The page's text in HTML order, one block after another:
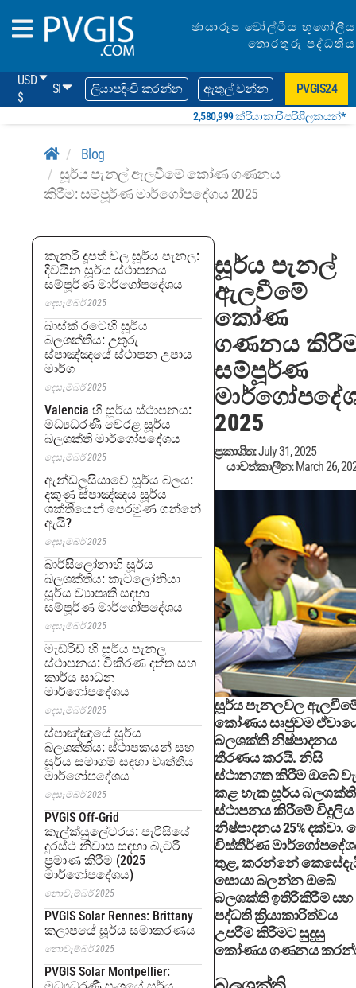
ඡායාරූප වෝල්ටීය භූගෝලීය
තොරතුරු පද්ධතිය
USD
$
SI ලියාපදිංචි කරන්න ඇතුල් වන්න PVGIS24
2,580,999 ක්රියාකාරී පරිශීලකයන්*
Blog
සූර්ය පැනල් ඇලවීමේ කෝණ ගණනය
කිරීම: සම්පූර්ණ මාර්ගෝපදේශය 2025
කැනරි දූපත් වල සූර්ය පැනල:
දිවයින සූර්ය ස්ථාපනය
සම්පූර්ණ මාර්ගෝපදේශය
දෙසැම්බර් 2025
බාස්ක් රටෙහි සූර්ය
බලශක්තිය: උතුරු
ස්පාඤ්ඤයේ ස්ථාපන උපාය
මාර්ග
දෙසැම්බර් 2025
Valencia හි සූර්ය ස්ථාපනය:
මධ්‍යධරණී වෙරළ සූර්ය
බලශක්ති මාර්ගෝපදේශය
දෙසැම්බර් 2025
ඇන්ඩලූසියාවේ සූර්ය බලය:
දකුණු ස්පාඤ්ඤය සූර්ය
ශක්තියෙන් පෙරමුණ ගන්නේ
ඇයි?
දෙසැම්බර් 2025
බාර්සිලෝනාහි සූර්ය
බලශක්තිය: කැටලෝනියා
සූර්ය ව්‍යාපෘති සඳහා
සම්පූර්ණ මාර්ගෝපදේශය
දෙසැම්බර් 2025
මැඩ්රිඩ් හි සූර්ය පැනල
ස්ථාපනය: විකිරණ දත්ත සහ
කාර්ය සාධන
මාර්ගෝපදේශය
දෙසැම්බර් 2025
ස්පාඤ්ඤයේ සූර්ය
බලශක්තිය: ස්ථාපකයන් සහ
සූර්ය සමාගම් සඳහා වෘත්තීය
මාර්ගෝපදේශය
දෙසැම්බර් 2025
PVGIS Off-Grid
කැල්ක්යුලේටරය: පැරිසියේ
දුරස්ථ නිවාස සඳහා බැටරි
ප්‍රමාණ කිරීම (2025
මාර්ගෝපදේශය)
නොවැම්බර් 2025
PVGIS Solar Rennes: Brittany
කලාපයේ සූර්ය සමාකරණය
නොවැම්බර් 2025
PVGIS Solar Montpellier:
සූර්ය පැනල්
ඇලවීමේ
කෝණ
ගණනය
සම්පූර්ණ
2025
ප්‍රකාශිත:July 31, 2025
යාවත්කාලීන: March 26,
සූර්ය පැනලවල
කෝණය සෘජුවම
බලශක්ති නිෂ්පාදනය
තීරණය කරයි. නිසි
ස්ථානගත කිරීම ඔබේ
කළ හැක සූර්ය
ස්ථාපනය කිරීමේ විදුලිය
නිෂ්පාදනය 25% දක්වා.
විස්තීර්ණ
තුළ, කරන්නේ
සොයා බලන්න ඔබේ
බලශක්ති ඉතිරිකිරීම් සහ
පද්ධති ක්‍රියාකාරිත්වය
උපරිම කිරීමට සුදුසු
කෝණය ගණනය